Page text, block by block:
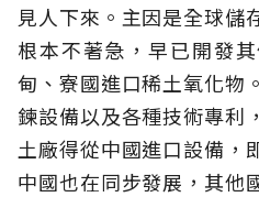
見人下來。主因是全球儲
根本不著急，早已開發
甸、寮國進口稀土氧化物
鍊設備以及各種技術專利
土廠得從中國進口設備，
中國也在同步發展，其他